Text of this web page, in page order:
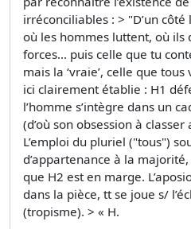
irréconciliables : > "D’un
où les hommes luttent, où ils
forces… puis celle que tu
mais la ‘vraie’, celle que
ici clairement établie : H1
l’homme s’intègre dans un
(d’où son obsession à classer
L’emploi du pluriel ("tous")
d’appartenance à la
que H2 est en marge.
dans la pièce, tt se joue s/
(tropisme). > « H.